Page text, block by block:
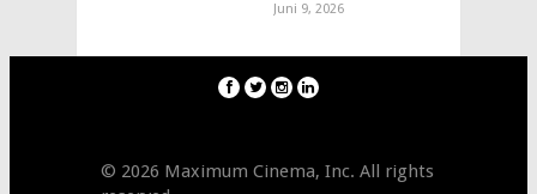
Juni 9, 2026
© 2026 Maximum Cinema, Inc. All rights